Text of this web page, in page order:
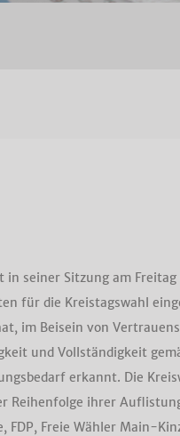
in seiner Sitzung am
für die Kreistagswahl
im Beisein von
und Vollständigkeit
erkannt. Die
Reihenfolge ihrer
FDP, Freie Wähler Main-